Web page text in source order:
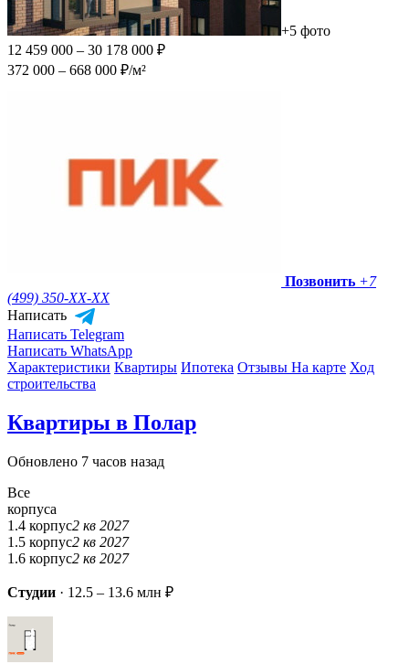
+5 фото
12 459 000 – 30 178 000 ₽
372 000 – 668 000 ₽/м²
Позвонить +7
(499) 350-XX-XX
Написать
Написать Telegram
Написать WhatsApp
Характеристики Квартиры Ипотека Отзывы На карте Ход
строительства
Квартиры в Полар
Обновлено 7 часов назад
Все
корпуса
1.4 корпус2 кв 2027
1.5 корпус2 кв 2027
1.6 корпус2 кв 2027
Студии · 12.5 – 13.6 млн ₽